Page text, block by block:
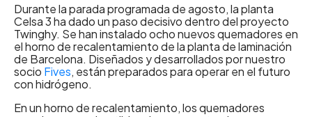
Durante la parada programada de agosto, la planta
Celsa 3 ha dado un paso decisivo dentro del proyecto
Twinghy. Se han instalado ocho nuevos quemadores en
el horno de recalentamiento de la planta de laminación
de Barcelona. Diseñados y desarrollados por nuestro
socio Fives, están preparados para operar en el futuro
con hidrógeno.
En un horno de recalentamiento, los quemadores